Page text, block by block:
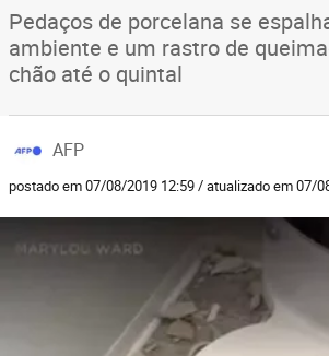
Pedaços de porcelana se
ambiente e um rastro de
chão até o quintal
AFP
postado em 07/08/2019 12:59 / atualizado em 07/